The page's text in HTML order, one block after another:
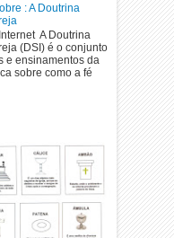
: A Doutrina
A Doutrina
(DSI) é o conjunto
e ensinamentos da
sobre como a fé